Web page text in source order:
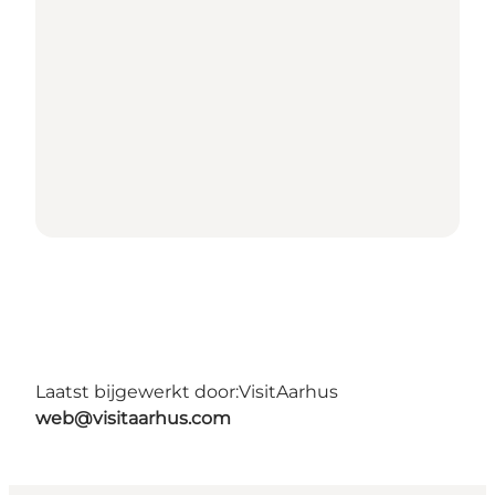
Laatst bijgewerkt door:VisitAarhus
web@visitaarhus.com